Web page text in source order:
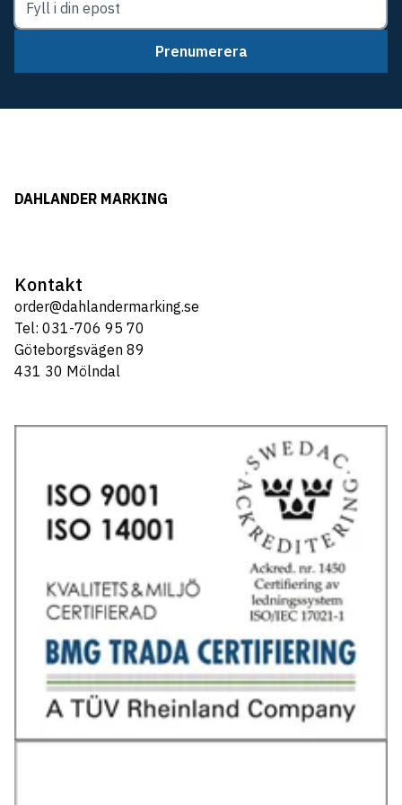
Prenumerera
DAHLANDER MARKING
Kontakt
order@dahlandermarking.se
Tel: 031-706 95 70
Göteborgsvägen 89
431 30 Mölndal